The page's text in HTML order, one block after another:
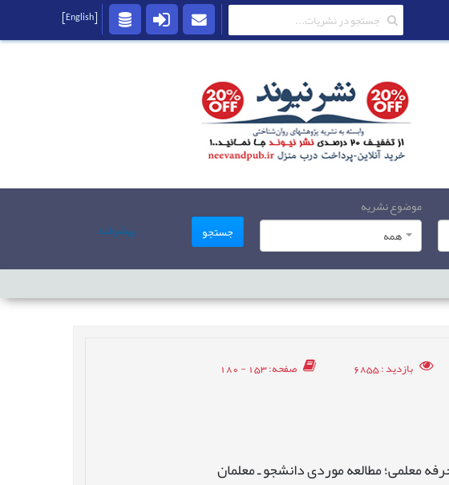
موضوع نشریه
همه
جستجو پیشرفته
بازدید: 6855 صفحه: 153 - 180
معلمی؛ مطالعه موردی دانشجو ـ معلمان
[English]